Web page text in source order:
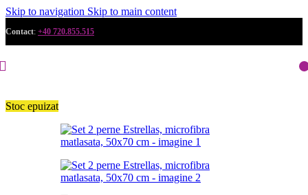
Skip to navigation Skip to main content
Contact: +40 720.855.515
Stoc epuizat